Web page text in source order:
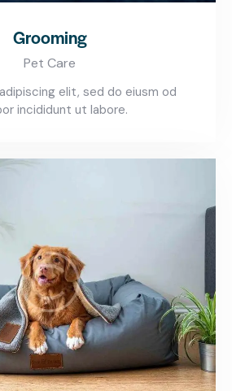
Grooming
Pet Care
elit, sed do eiusm od
incididunt ut labore.